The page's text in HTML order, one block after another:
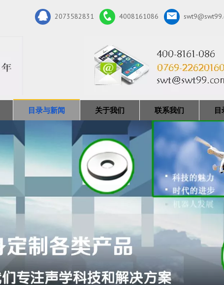
2073582831 4008161086
目录与新闻 关于我们 联系我们